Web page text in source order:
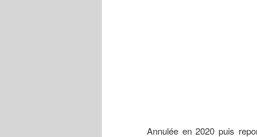
Annulée en 2020 puis